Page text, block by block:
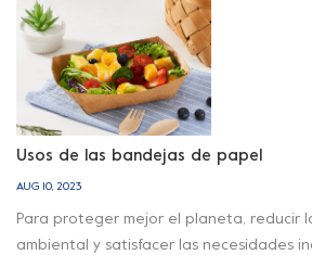
Usos de las bandejas de papel
AUG 10, 2023
Para proteger mejor el planeta, reducir
ambiental y satisfacer las necesidades